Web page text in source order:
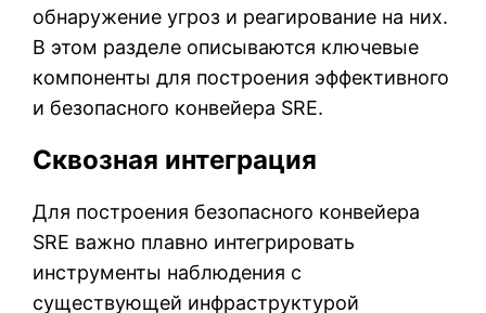
обнаружение угроз и реагирование на них.
В этом разделе описываются ключевые
компоненты для построения эффективного
и безопасного конвейера SRE.
Сквозная интеграция
Для построения безопасного конвейера
SRE важно плавно интегрировать
инструменты наблюдения с
существующей инфраструктурой